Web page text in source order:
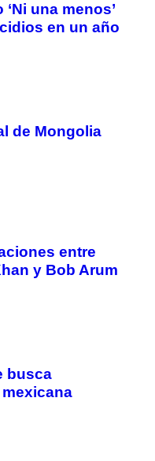
una menos’
en un año
de Mongolia
entre
y Bob Arum
busca